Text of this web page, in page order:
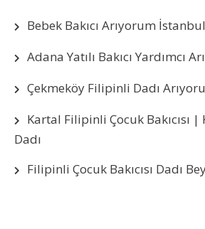
Bebek Bakıcı Arıyorum İstanbul
Adana Yatılı Bakıcı Yardımcı
Çekmeköy Filipinli Dadı
Kartal Filipinli Çocuk Bakıcısı
Dadı
Filipinli Çocuk Bakıcısı Dadı